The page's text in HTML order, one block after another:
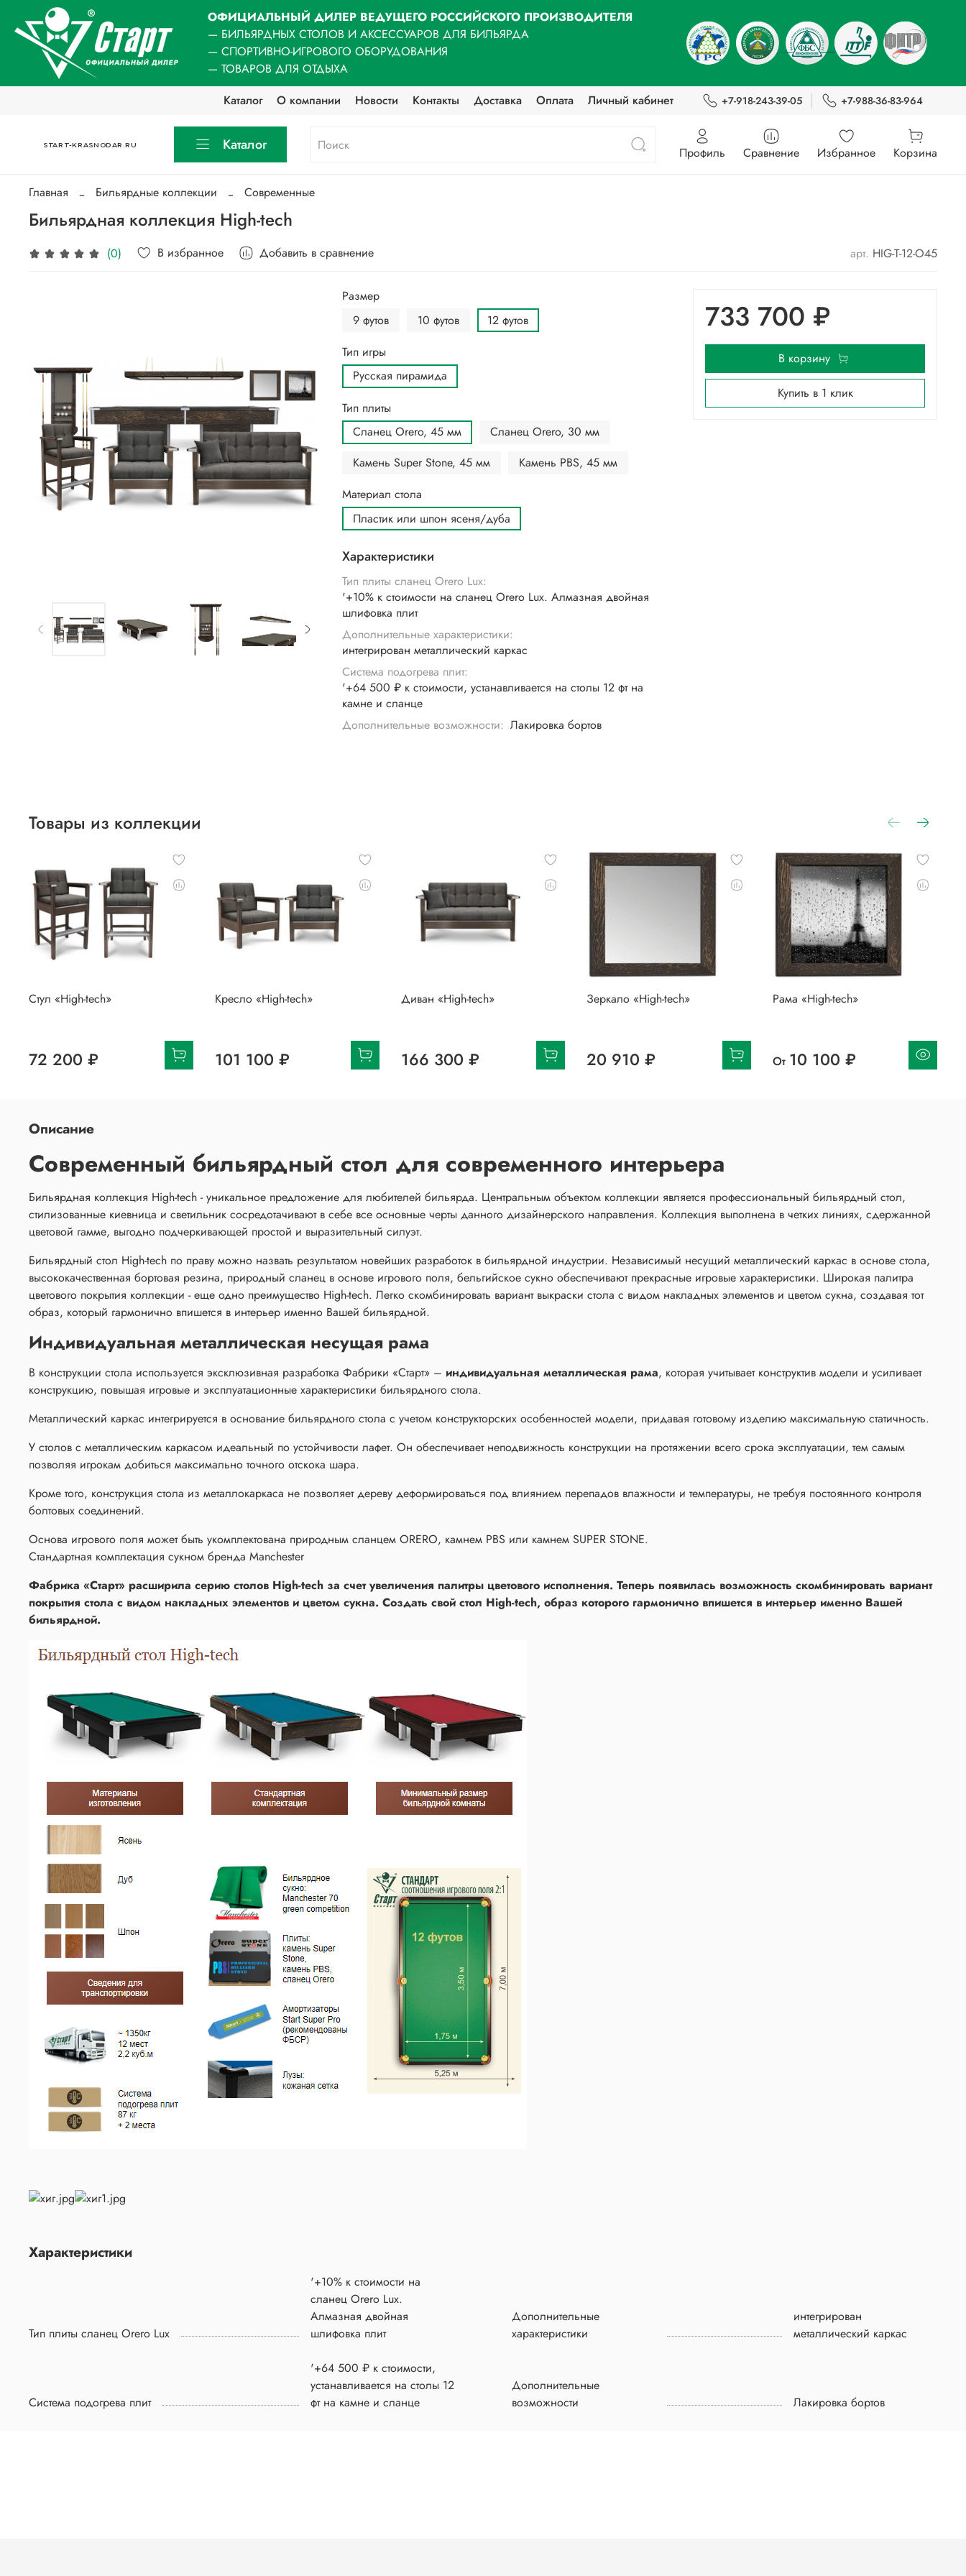
ОФИЦИАЛЬНЫЙ ДИЛЕР ВЕДУЩЕГО РОССИЙСКОГО ПРОИЗВОДИТЕЛЯ
— БИЛЬЯРДНЫХ СТОЛОВ И АКСЕССУАРОВ ДЛЯ БИЛЬЯРДА
— СПОРТИВНО-ИГРОВОГО ОБОРУДОВАНИЯ
— ТОВАРОВ ДЛЯ ОТДЫХА
Каталог
О компании Новости Контакты Доставка Оплата Личный кабинет +7-918-243-39-05 +7-988-36-83-964
START-KRASNODAR.RU Каталог Профиль Сравнение Избранное Корзина
Главная Бильярдные коллекции Современные
Бильярдная коллекция High-tech
(0) В избранное Добавить в сравнение арт. HIG-T-12-O45
Размер
9 футов
10 футов
12 футов
Тип игры
Русская пирамида
Тип плиты
Сланец Orero, 45 мм
Сланец Orero, 30 мм
Камень Super Stone, 45 мм
Камень PBS, 45 мм
Материал стола
Пластик или шпон ясеня/дуба
Характеристики
Тип плиты сланец Orero Lux:
'+10% к стоимости на сланец Orero Lux. Алмазная двойная
шлифовка плит
Дополнительные характеристики:
интегрирован металлический каркас
Система подогрева плит:
'+64 500 ₽ к стоимости, устанавливается на столы 12 фт на
камне и сланце
Дополнительные возможности: Лакировка бортов
733 700 ₽
В корзину
Купить в 1 клик
Товары из коллекции
Стул «High-tech»
72 200 ₽
Кресло «High-tech»
101 100 ₽
Диван «High-tech»
166 300 ₽
Зеркало «High-tech»
20 910 ₽
Рама «High-tech»
От 10 100 ₽
Описание
Современный бильярдный стол для современного интерьера
Бильярдная коллекция High-tech - уникальное предложение для любителей бильярда. Центральным объектом коллекции является профессиональный бильярдный стол,
стилизованные киевница и светильник сосредотачивают в себе все основные черты данного дизайнерского направления. Коллекция выполнена в четких линиях, сдержанной
цветовой гамме, выгодно подчеркивающей простой и выразительный силуэт.
Бильярдный стол High-tech по праву можно назвать результатом новейших разработок в бильярдной индустрии. Независимый несущий металлический каркас в основе стола,
высококачественная бортовая резина, природный сланец в основе игрового поля, бельгийское сукно обеспечивают прекрасные игровые характеристики. Широкая палитра
цветового покрытия коллекции - еще одно преимущество High-tech. Легко скомбинировать вариант выкраски стола с видом накладных элементов и цветом сукна, создавая тот
образ, который гармонично впишется в интерьер именно Вашей бильярдной.
Индивидуальная металлическая несущая рама
В конструкции стола используется эксклюзивная разработка Фабрики «Старт» – индивидуальная металлическая рама, которая учитывает конструктив модели и усиливает
конструкцию, повышая игровые и эксплуатационные характеристики бильярдного стола.
Металлический каркас интегрируется в основание бильярдного стола с учетом конструкторских особенностей модели, придавая готовому изделию максимальную статичность.
У столов с металлическим каркасом идеальный по устойчивости лафет. Он обеспечивает неподвижность конструкции на протяжении всего срока эксплуатации, тем самым
позволяя игрокам добиться максимально точного отскока шара.
Кроме того, конструкция стола из металлокаркаса не позволяет дереву деформироваться под влиянием перепадов влажности и температуры, не требуя постоянного контроля
болтовых соединений.
Основа игрового поля может быть укомплектована природным сланцем ORERO, камнем PBS или камнем SUPER STONE.
Стандартная комплектация сукном бренда Manchester
Фабрика «Старт» расширила серию столов High-tech за счет увеличения палитры цветового исполнения. Теперь появилась возможность скомбинировать вариант
покрытия стола с видом накладных элементов и цветом сукна. Создать свой стол High-tech, образ которого гармонично впишется в интерьер именно Вашей
бильярдной.
Характеристики
Тип плиты сланец Orero Lux
'+10% к стоимости на
сланец Orero Lux.
Алмазная двойная
шлифовка плит
Дополнительные
характеристики
интегрирован
металлический каркас
Система подогрева плит
'+64 500 ₽ к стоимости,
устанавливается на столы 12
фт на камне и сланце
Дополнительные
возможности
Лакировка бортов